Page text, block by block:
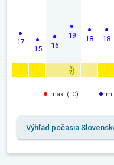
17
15 16
19 18 18
max. (°C)
Výhľad počasia